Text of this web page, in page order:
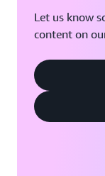
Let us know
content on